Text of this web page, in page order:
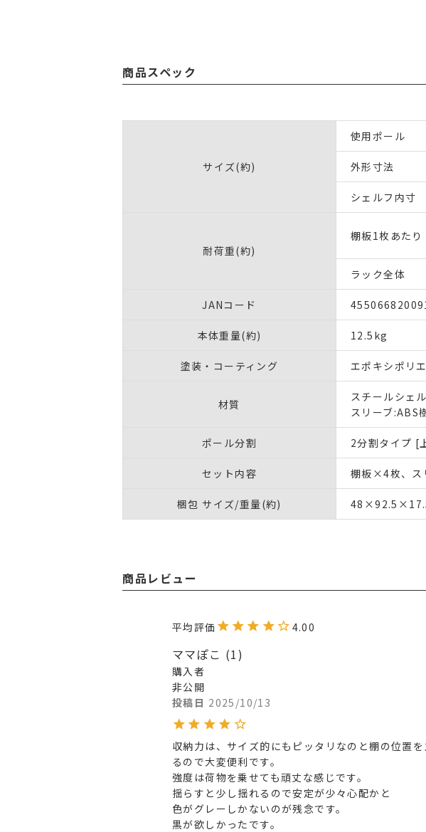
商品スペック
サイズ(約)
使用ポール
外形寸法
シェルフ内寸
耐荷重(約)
棚板1枚あたり
ラック全体
JANコード
本体重量(約) 12.5kg
塗装・コーティング エポキシポリ
材質
スチールシェ
スリーブ:ABS
ポール分割 2分割タイプ
セット内容 棚板×4枚、ス
梱包 サイズ/重量(約)
商品レビュー
4.00
ママぽこ 1
購入者
非公開
投稿日 2025/10/13
収納力は、サイズ的にもピッタリなのと棚の位置を
るので大変便利です。
強度は荷物を乗せても頑丈な感じです。
揺らすと少し揺れるので安定が少々心配かと
色がグレーしかないのが残念です。
黒が欲しかったです。